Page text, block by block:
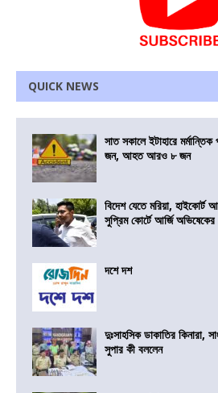
QUICK NEWS
সাত সকালে ইটাহারে
জন, আহত আরও ৮ জন
বিদেশ যেতে মরিয়া,
সুপ্রিম কোর্টে আর্জি অভিষেকের
দশে দশ
দুঃসাহসিক ডাকাতির কিনারা,
সুপার কী বললেন